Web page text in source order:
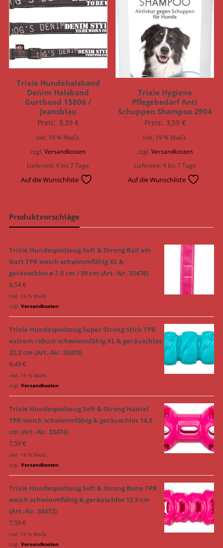
Trixie Hundehalsband
Denim Halsband
Gurtband 15806 /
Jeansblau
Preis: 5,39€
inkl. 19 % MwSt.
zzgl.Versandkosten
Lieferzeit:4 bis 7 Tage
Auf die Wunschliste
Trixie Hygiene
Pflegebedarf Anti
Schuppen Shampoo 2904
Preis: 3,59 €
inkl. 19 % MwSt.
zzgl. Versandkosten
Lieferzeit:4 bis 7 Tage
Auf die Wunschliste
Produktvorschläge
Trixie Hundespielzeug Soft & Strong Ball am
Gurt TPR weich schwimmfähig XL &
geräuschlos ø 7,5 cm / 29 cm (Art.-Nr. 33478)
8,54€
inkl. 19 % MwSt.
zzgl. Versandkosten
Trixie Hundespielzeug Super Strong Stick TPR
extrem robust schwimmfähig XL & geräuschlos
22,2 cm (Art.-Nr. 33470)
9,49€
inkl. 19 % MwSt.
zzgl. Versandkosten
Trixie Hundespielzeug Soft & Strong Hantel
TPR weich schwimmfähig & geräuschlos 14,5
cm (Art.-Nr. 33474)
7,59€
inkl. 19 % MwSt.
zzgl. Versandkosten
Trixie Hundespielzeug Soft & Strong Bone TPR
weich schwimmfähig & geräuschlos 12,5 cm
(Art.-Nr. 33472)
7,59€
inkl. 19 % MwSt.
zzgl. Versandkosten